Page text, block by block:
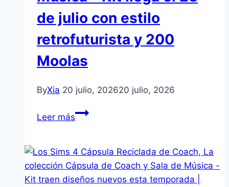
de julio con estilo
retrofuturista y 200
Moolas
ByXia 20 julio, 202620 julio, 2026
Leer másLos
Sala
de
Música